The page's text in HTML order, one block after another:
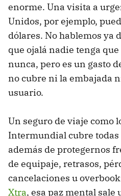
enorme. Una visita a
Unidos, por ejemplo,
dólares. No hablemos ya
que ojalá nadie tenga
nunca, pero es un gasto
no cubre ni la embajada
usuario.
Un seguro de viaje como
Intermundial cubre todas
además de protegernos
de equipaje, retrasos,
cancelaciones u
Xtra, esa paz mental sale